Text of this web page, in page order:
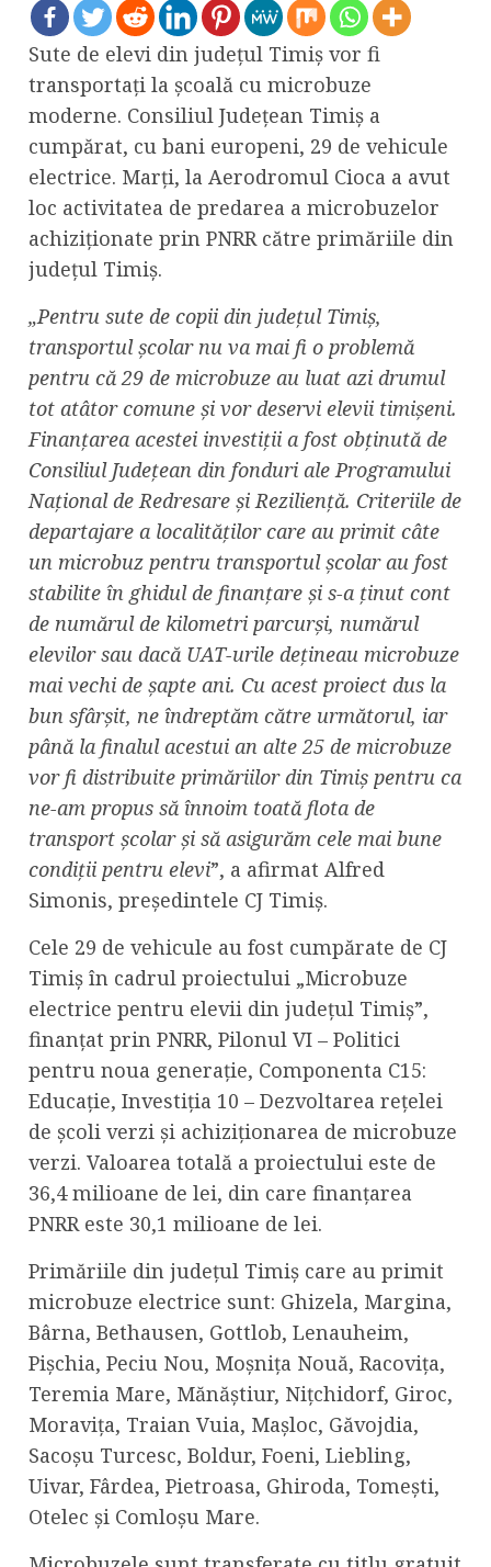
Sute de elevi din județul Timiș vor fi
transportați la școală cu microbuze
moderne. Consiliul Județean Timiș a
cumpărat, cu bani europeni, 29 de vehicule
electrice. Marți, la Aerodromul Cioca a avut
loc activitatea de predarea a microbuzelor
achiziționate prin PNRR către primăriile din
județul Timiș.
„Pentru sute de copii din județul Timiș,
transportul școlar nu va mai fi o problemă
pentru că 29 de microbuze au luat azi drumul
tot atâtor comune și vor deservi elevii timișeni.
Finanțarea acestei investiții a fost obținută de
Consiliul Județean din fonduri ale Programului
Național de Redresare și Reziliență. Criteriile de
departajare a localităților care au primit câte
un microbuz pentru transportul școlar au fost
stabilite în ghidul de finanțare și s-a ținut cont
de numărul de kilometri parcurși, numărul
elevilor sau dacă UAT-urile dețineau microbuze
mai vechi de șapte ani. Cu acest proiect dus la
bun sfârșit, ne îndreptăm către următorul, iar
până la finalul acestui an alte 25 de microbuze
vor fi distribuite primăriilor din Timiș pentru ca
ne-am propus să înnoim toată flota de
transport școlar și să asigurăm cele mai bune
condiții pentru elevi”, a afirmat Alfred
Simonis, președintele CJ Timiș.
Cele 29 de vehicule au fost cumpărate de CJ
Timiș în cadrul proiectului „Microbuze
electrice pentru elevii din județul Timiș”,
finanțat prin PNRR, Pilonul VI – Politici
pentru noua generație, Componenta C15:
Educație, Investiția 10 – Dezvoltarea rețelei
de școli verzi și achiziționarea de microbuze
verzi. Valoarea totală a proiectului este de
36,4 milioane de lei, din care finanțarea
PNRR este 30,1 milioane de lei.
Primăriile din județul Timiș care au primit
microbuze electrice sunt: Ghizela, Margina,
Bârna, Bethausen, Gottlob, Lenauheim,
Pișchia, Peciu Nou, Moșnița Nouă, Racovița,
Teremia Mare, Mănăștiur, Nițchidorf, Giroc,
Moravița, Traian Vuia, Mașloc, Găvojdia,
Sacoșu Turcesc, Boldur, Foeni, Liebling,
Uivar, Fârdea, Pietroasa, Ghiroda, Tomești,
Otelec și Comloșu Mare.